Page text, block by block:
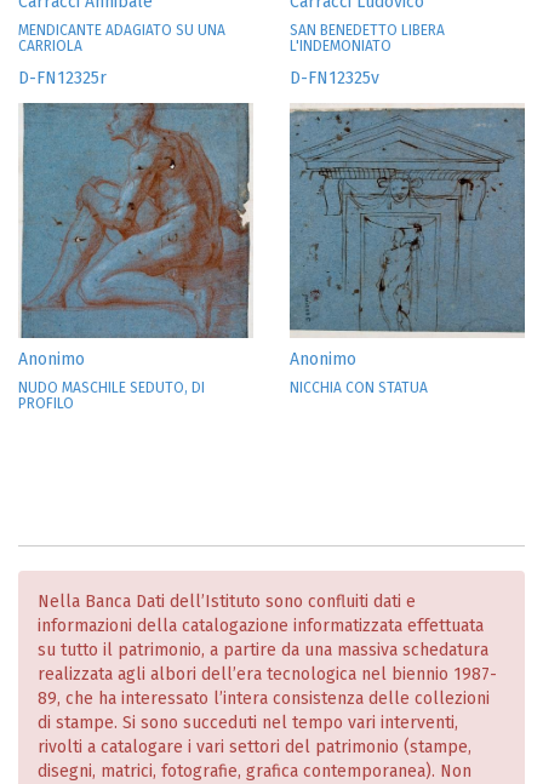
MENDICANTE ADAGIATO SU UNA
CARRIOLA
SAN BENEDETTO LIBERA
L'INDEMONIATO
D-FN12325r
Anonimo
NUDO MASCHILE SEDUTO, DI
PROFILO
D-FN12325v
Anonimo
NICCHIA CON STATUA
Nella Banca Dati dell’Istituto sono confluiti dati e
informazioni della catalogazione informatizzata effettuata
su tutto il patrimonio, a partire da una massiva schedatura
realizzata agli albori dell’era tecnologica nel biennio 1987-
89, che ha interessato l’intera consistenza delle collezioni
di stampe. Si sono succeduti nel tempo vari interventi,
rivolti a catalogare i vari settori del patrimonio (stampe,
disegni, matrici, fotografie, grafica contemporanea). Non